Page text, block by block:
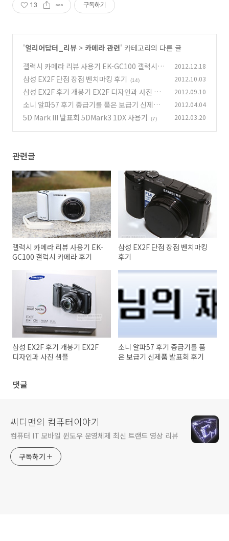
13 구독하기
'얼리어답터_리뷰 > 카메라 관련' 카테고리의 다른 글
갤럭시 카메라 리뷰 사용기 EK-GC100 갤럭시
카메라 후기 (9)
2012.12.18
삼성 EX2F 단점 장점 벤치마킹 후기 (14) 2012.10.03
삼성 EX2F 후기 개봉기 EX2F 디자인과 사진 샘
플
(12)
2012.09.10
소니 알파57 후기 중급기를 품은 보급기 신제품
발표회 후기 (5)
2012.04.04
5D Mark III 발표회 5DMark3 1DX 사용기 (7) 2012.03.20
관련글
갤럭시 카메라 리뷰 사용기 EK-
GC100 갤럭시 카메라 후기
삼성 EX2F 단점 장점 벤치마킹
후기
삼성 EX2F 후기 개봉기 EX2F
디자인과 사진 샘플
소니 알파57 후기 중급기를 품
은 보급기 신제품 발표회 후기
댓글
씨디맨의 컴퓨터이야기
컴퓨터 IT 모바일 윈도우 운영체제 최신 트랜드 영상 리뷰
구독하기